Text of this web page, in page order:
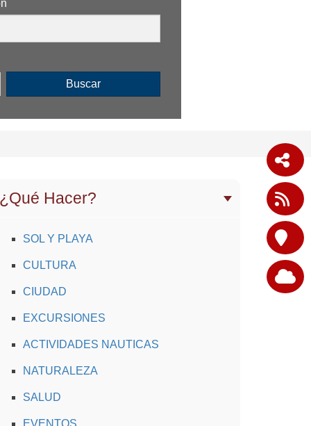
Buscar
¿Qué Hacer?
SOL Y PLAYA
CULTURA
CIUDAD
EXCURSIONES
ACTIVIDADES NAUTICAS
NATURALEZA
SALUD
EVENTOS